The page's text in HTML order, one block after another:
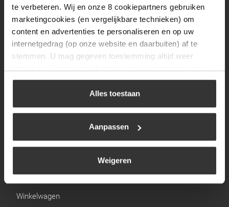
te verbeteren. Wij en onze 8 cookiepartners gebruiken
marketingcookies (en vergelijkbare technieken) om
content en advertenties te personaliseren en op uw
internetgedrag (op onze website en daarbuiten) af te
stemmen. U mag gegeven toestemming altijd weer
uw keuze op onze website verwijzen wij u naar ons
Alles toestaan
Aanpassen
Weigeren
Zondag
Gesloten
Navigatie
BBQ
Brandstoffen
Verwarming
Links
Winkelwagen